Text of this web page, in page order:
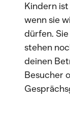
Kindern
wenn sie
dürfen.
stehen
deinen
Besucher